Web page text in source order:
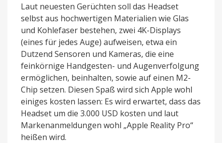
Laut neuesten Gerüchten soll das Headset
selbst aus hochwertigen Materialien wie Glas
und Kohlefaser bestehen, zwei 4K-Displays
(eines für jedes Auge) aufweisen, etwa ein
Dutzend Sensoren und Kameras, die eine
feinkörnige Handgesten- und Augenverfolgung
ermöglichen, beinhalten, sowie auf einen M2-
Chip setzen. Diesen Spaß wird sich Apple wohl
einiges kosten lassen: Es wird erwartet, dass das
Headset um die 3.000 USD kosten und laut
Markenanmeldungen wohl „Apple Reality Pro“
heißen wird.